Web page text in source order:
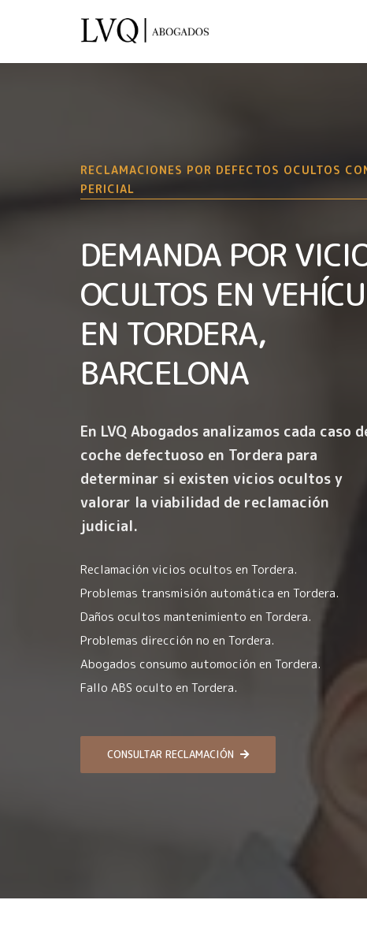
RECLAMACIONES POR DEFECTOS OCULTOS
PERICIAL
DEMANDA POR
OCULTOS EN
EN TORDERA,
BARCELONA
En LVQ Abogados analizamos cada caso
coche defectuoso en Tordera para
determinar si existen vicios ocultos y
valorar la viabilidad de reclamación
judicial.
Reclamación vicios ocultos en Tordera.
Problemas transmisión automática en Tordera.
Daños ocultos mantenimiento en Tordera.
Problemas dirección no en Tordera.
Abogados consumo automoción en Tordera.
Fallo ABS oculto en Tordera.
CONSULTAR RECLAMACIÓN